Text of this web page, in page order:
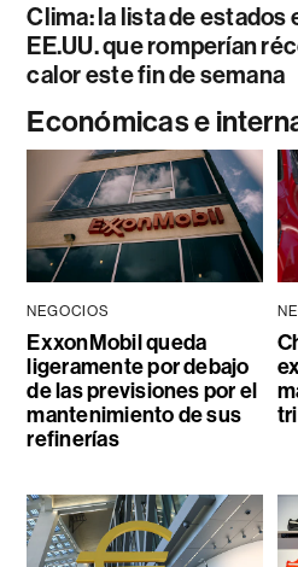
Clima: la lista de estados
EE.UU. que romperían
calor este fin de semana
Económicas e
NEGOCIOS
ExxonMobil queda
ligeramente por debajo
de las previsiones por el
mantenimiento de sus
refinerías